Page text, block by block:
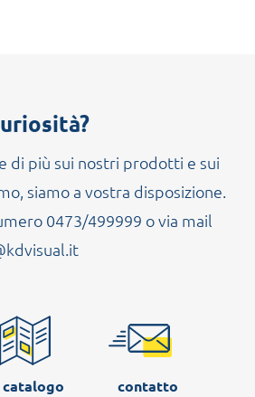
di più sui nostri prodotti e sui
siamo a vostra disposizione.
0473/499999 o via mail
catalogo contatto